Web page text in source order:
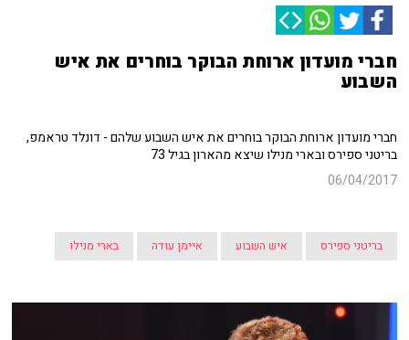
חברי מועדון ארוחת הבוקר בוחרים את איש
השבוע
חברי מועדון ארוחת הבוקר בוחרים את איש השבוע שלהם - דונלד טראמפ,
בריטני ספירס ובארי מנילו שיצא מהארון בגיל 73
06/04/2017
בריטני ספירס איש השבוע איימן עודה בארי מנילו